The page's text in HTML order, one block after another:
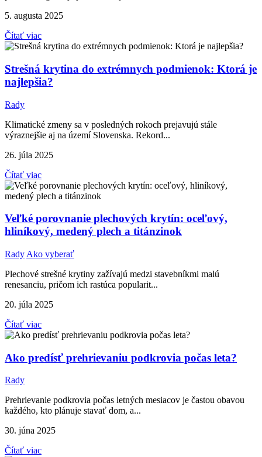
5. augusta 2025
Čítať viac
Strešná krytina do extrémnych podmienok: Ktorá je
najlepšia?
Rady
Klimatické zmeny sa v posledných rokoch prejavujú stále
výraznejšie aj na území Slovenska. Rekord...
26. júla 2025
Čítať viac
Veľké porovnanie plechových krytín: oceľový,
hliníkový, medený plech a titánzinok
Rady Ako vyberať
Plechové strešné krytiny zažívajú medzi stavebníkmi malú
renesanciu, pričom ich rastúca popularit...
20. júla 2025
Čítať viac
Ako predísť prehrievaniu podkrovia počas leta?
Rady
Prehrievanie podkrovia počas letných mesiacov je častou obavou
každého, kto plánuje stavať dom, a...
30. júna 2025
Čítať viac